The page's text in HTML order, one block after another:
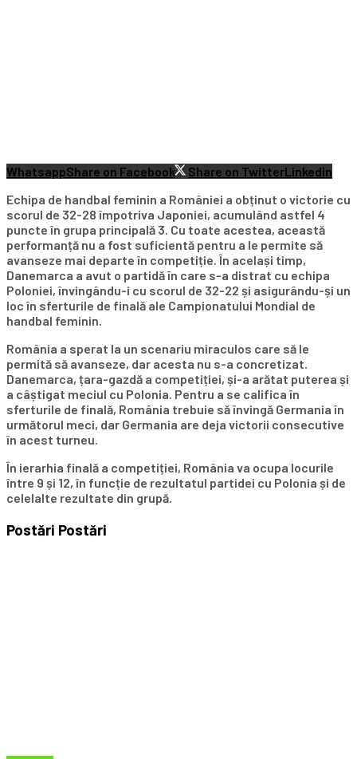
WhatsappShare on Facebook Share on TwitterLinkedin
Echipa de handbal feminin a României a obținut o victorie cu
scorul de 32-28 împotriva Japoniei, acumulând astfel 4
puncte în grupa principală 3. Cu toate acestea, această
performanță nu a fost suficientă pentru a le permite să
avanseze mai departe în competiție. În același timp,
Danemarca a avut o partidă în care s-a distrat cu echipa
Poloniei, învingându-i cu scorul de 32-22 și asigurându-și un
loc în sferturile de finală ale Campionatului Mondial de
handbal feminin.
România a sperat la un scenariu miraculos care să le
permită să avanseze, dar acesta nu s-a concretizat.
Danemarca, țara-gazdă a competiției, și-a arătat puterea și
a câștigat meciul cu Polonia. Pentru a se califica în
sferturile de finală, România trebuie să învingă Germania în
următorul meci, dar Germania are deja victorii consecutive
în acest turneu.
În ierarhia finală a competiției, România va ocupa locurile
între 9 și 12, în funcție de rezultatul partidei cu Polonia și de
celelalte rezultate din grupă.
Postări Postări